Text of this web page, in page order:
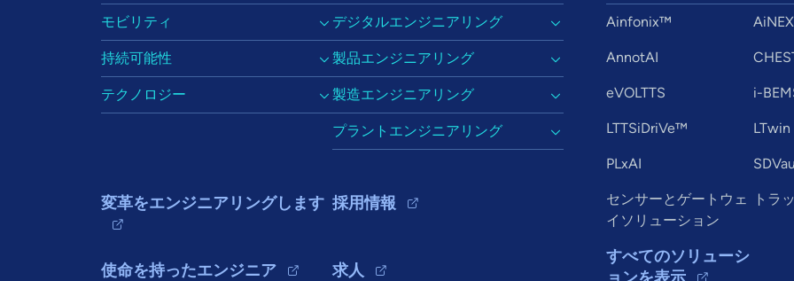
モビリティ
持続可能性
テクノロジー
デジタルエンジニアリング
製品エンジニアリング
製造エンジニアリング
プラントエンジニアリング
変革をエンジニアリングします 採用情報
使命を持ったエンジニア 求人
Ainfonix™
AnnotAI
eVOLTTS i-
LTTSiDriVe™ LTwin
PLxAI
センサーとゲートウェ
イソリューション
トラ
すべてのソリューシ